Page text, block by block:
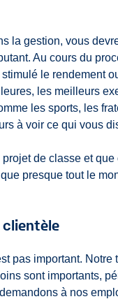
la gestion, vous
Au cours du
le rendement
les meilleurs
les sports, les
à voir ce qui vous
de classe et
presque tout le
clientèle
pas important.
sont importants,
à nos